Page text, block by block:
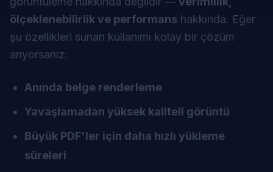
ölçeklenebilirlik ve performans hakkında. Eğer
şu özellikleri sunan kullanımı kolay bir çözüm
arıyorsanız:
Anında belge renderleme
Yavaşlamadan yüksek kaliteli görüntü
Büyük PDF'ler için daha hızlı yükleme
süreleri